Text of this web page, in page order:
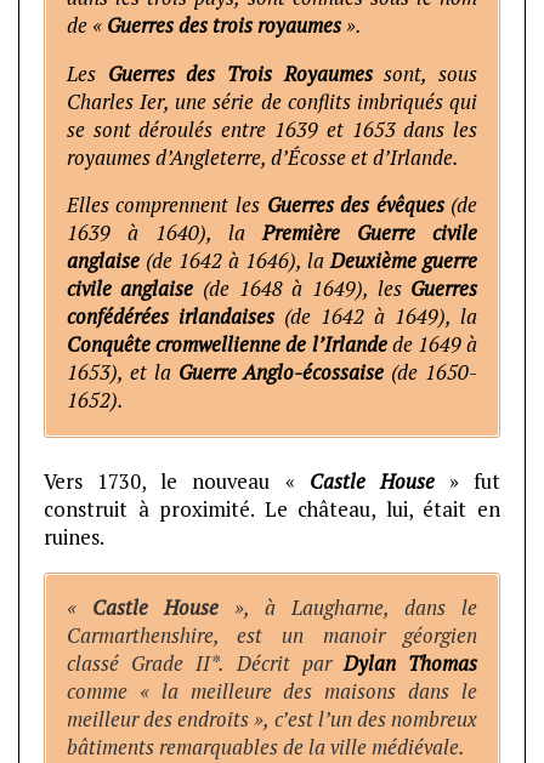
de « Guerres des trois royaumes».
LesGuerres des Trois Royaumessont, sous
Charles Ier, une série de conflits imbriqués qui
se sont déroulés entre 1639 et 1653 dans les
royaumes d’Angleterre, d’Écosse et d’Irlande.
Elles comprennent les Guerres des évêques(de
1639 à 1640), laPremière Guerre civile
anglaise(de 1642 à 1646), laDeuxième guerre
civile anglaise (de 1648 à 1649), les Guerres
confédérées irlandaises(de 1642 à 1649), la
Conquête cromwellienne de l’Irlandede 1649 à
1653), et la Guerre Anglo-écossaise (de 1650-
1652).
Vers 1730, le nouveau « Castle House » fut
construit à proximité. Le château, lui, était en
ruines.
« Castle House », à Laugharne, dans le
Carmarthenshire, est un manoir géorgien
classé Grade II*. Décrit parDylan Thomas
comme « la meilleure des maisons dans le
meilleur des endroits », c’est l’un des nombreux
bâtiments remarquables de la ville médiévale.